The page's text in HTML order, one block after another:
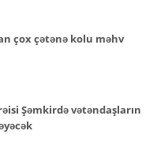
çox çətənə kolu məhv
Şəmkirdə vətəndaşların